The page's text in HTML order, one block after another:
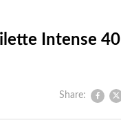
Intense 40
Share: